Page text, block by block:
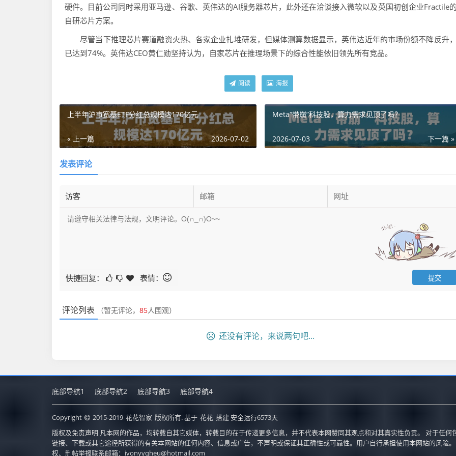
硬件。目前公司同时采用亚马逊、谷歌、英伟达的AI服务器芯片，此外还在洽谈接入微软以及英国初创企业Fractile
自研芯片方案。
尽管当下推理芯片赛道融资火热、各家企业扎堆研发，但媒体测算数据显示，英伟达近年的市场份额不降反升
已达到74%。英伟达CEO黄仁勋坚持认为，自家芯片在推理场景下的综合性能依旧领先所有竞品。
阅读 海报
上半年沪市宽基ETF分红总规模达170亿元
« 上一篇 2026-07-02
Meta“带崩”科技股，算力需求见顶了吗？
下一篇 »
2026-07-03
发表评论
快捷回复： 表情：
评论列表 （暂无评论， 85人围观）
还没有评论，来说两句吧...
底部导航1 底部导航2 底部导航3 底部导航4
Copyright 2015-2019 花花智家 版权所有. 基于 花花 搭建 安全运行6573天
版权及免责声明 凡本网的作品，均转载自其它媒体，转载目的在于传递更多信息，并不代表本网赞同其观点和对其真实性负责。 对于任何
链接、下载或其它途径所获得的有关本网站的任何内容、信息或广告，不声明或保证其正确性或可靠性。用户自行承担使用本网站的风险
权、删帖举报联系邮箱：ivonyyqheu@hotmail.com